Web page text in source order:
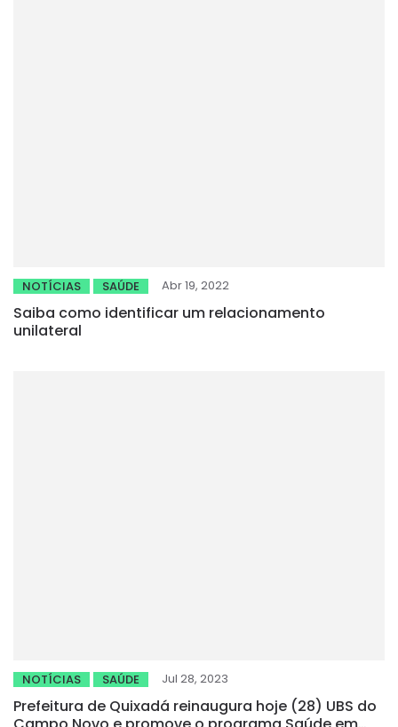
NOTÍCIAS SAÚDE Abr 19, 2022
Saiba como identificar um relacionamento
unilateral
NOTÍCIAS SAÚDE Jul 28, 2023
Prefeitura de Quixadá reinaugura hoje (28) UBS do